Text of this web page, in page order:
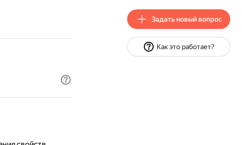
Задать новый вопрос
Как это работает?